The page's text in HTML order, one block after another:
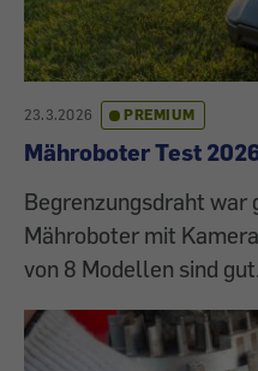
23.3.2026 PREMIUM
Mähroboter Test
Begrenzungsdraht war
Mähroboter mit
von 8 Modellen sind gut.